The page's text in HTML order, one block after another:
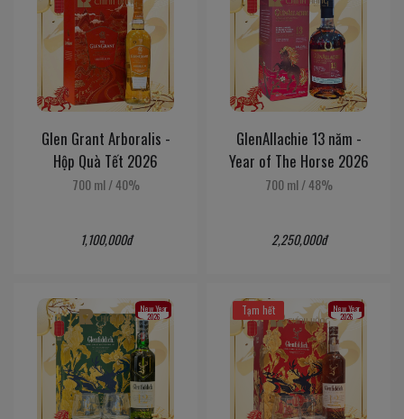
Glen Grant Arboralis -
Hộp Quà Tết 2026
700 ml/40%
1,100,000đ
GlenAllachie 13 năm -
Year of The Horse 2026
700 ml/48%
2,250,000đ
New Year
2026 Tạm hết New Year
2026